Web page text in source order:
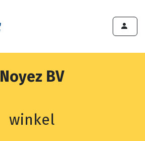
Noyez BV
winkel